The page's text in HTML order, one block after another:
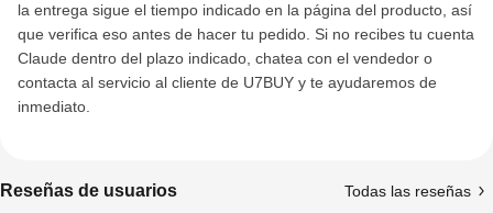
la entrega sigue el tiempo indicado en la página del producto, así
que verifica eso antes de hacer tu pedido. Si no recibes tu cuenta
Claude dentro del plazo indicado, chatea con el vendedor o
contacta al servicio al cliente de U7BUY y te ayudaremos de
inmediato.
Reseñas de usuarios Todas las reseñas